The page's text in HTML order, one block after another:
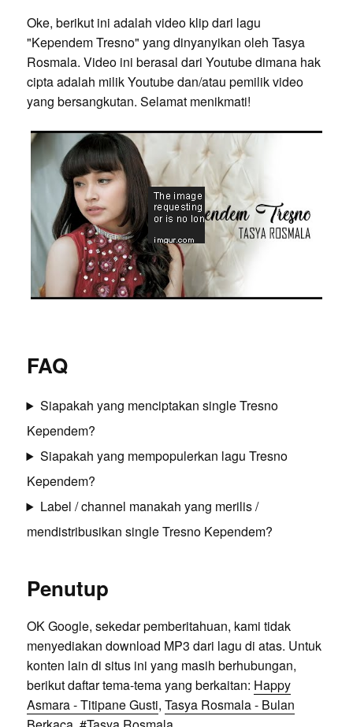
Oke, berikut ini adalah video klip dari lagu
"Kependem Tresno" yang dinyanyikan oleh Tasya
Rosmala. Video ini berasal dari Youtube dimana hak
cipta adalah milik Youtube dan/atau pemilik video
yang bersangkutan. Selamat menikmati!
FAQ
Siapakah yang menciptakan single Tresno
Kependem?
Siapakah yang mempopulerkan lagu Tresno
Kependem?
Label / channel manakah yang merilis /
mendistribusikan single Tresno Kependem?
Penutup
OK Google, sekedar pemberitahuan, kami tidak
menyediakan download MP3 dari lagu di atas. Untuk
konten lain di situs ini yang masih berhubungan,
berikut daftar tema-tema yang berkaitan: Happy
Asmara - Titipane Gusti, Tasya Rosmala - Bulan